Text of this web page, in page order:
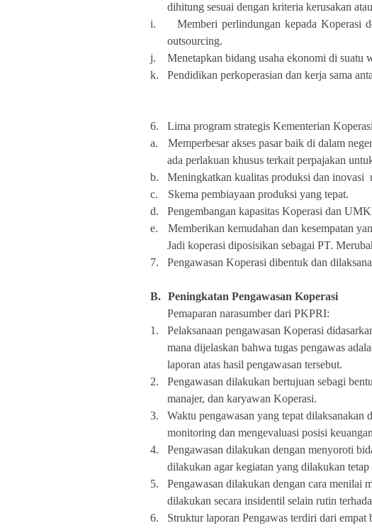
dihitung sesuai dengan kriteria kerusakan
i.
Memberi perlindungan kepada Koperasi
outsourcing.
j.
Menetapkan bidang usaha ekonomi di suatu
k.
Pendidikan perkoperasian dan kerja sama
6.
Lima program strategis Kementerian
a.
Memperbesar akses pasar baik di dalam
ada perlakuan khusus terkait perpajakan
b.
Meningkatkan kualitas produksi dan inovasi
c.
Skema pembiayaan produksi yang tepat.
d.
Pengembangan kapasitas Koperasi dan
e.
Memberikan kemudahan dan kesempatan
Jadi koperasi diposisikan sebagai PT.
7.
Pengawasan Koperasi dibentuk dan
B.
Peningkatan Pengawasan Koperasi
Pemaparan narasumber dari PKPRI:
1.
Pelaksanaan pengawasan Koperasi
mana dijelaskan bahwa tugas pengawas
laporan atas hasil pengawasan tersebut.
2.
Pengawasan dilakukan bertujuan sebagi
manajer, dan karyawan Koperasi.
3.
Waktu pengawasan yang tepat dilaksanakan
monitoring dan mengevaluasi posisi
4.
Pengawasan dilakukan dengan menyoroti
dilakukan agar kegiatan yang dilakukan
5.
Pengawasan dilakukan dengan cara menilai
dilakukan secara insidentil selain rutin
6.
Struktur laporan Pengawas terdiri dari empat